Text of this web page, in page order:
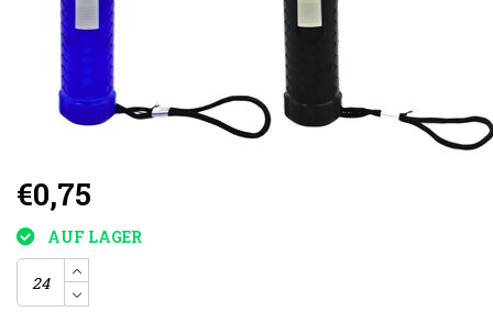
€0,75
AUF LAGER